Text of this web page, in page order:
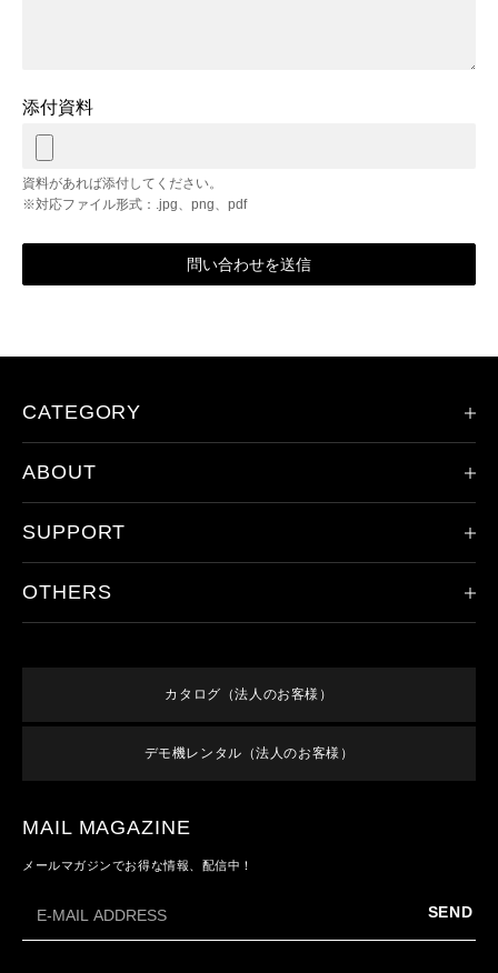
添付資料
資料があれば添付してください。
※対応ファイル形式：.jpg、png、pdf
問い合わせを送信
CATEGORY
限定モデル
その他のライト
アクセサリ
ABOUT
会社概要
SUPPORT
製品登録
オンラインショップご利用案内
OTHERS
利用規約
特定商取引法に基づく表記
カタログ（法人のお客様）
デモ機レンタル（法人のお客様）
MAIL MAGAZINE
メールマガジンでお得な情報、配信中！
SEND